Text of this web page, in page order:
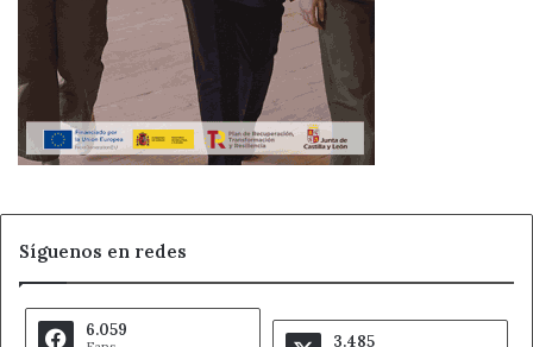
Síguenos en redes
6.059
3.485